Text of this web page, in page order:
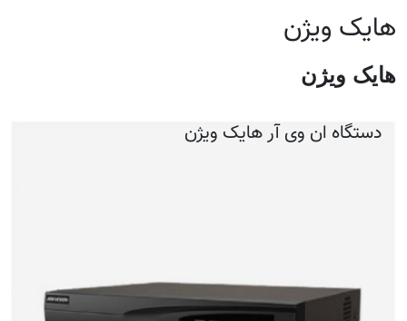
هایک ویژن
هایک ویژن
دستگاه ان وی آر هایک ویژن